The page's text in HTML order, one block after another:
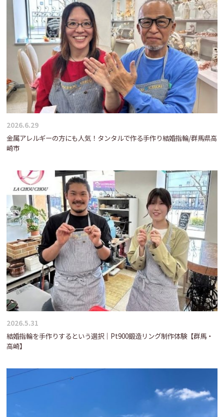
2026.6.29
金属アレルギーの方にも人気！タンタルで作る手作り結婚指輪/群馬県高
崎市
2026.5.31
結婚指輪を手作りするという選択｜Pt900鍛造リング制作体験【群馬・
高崎】